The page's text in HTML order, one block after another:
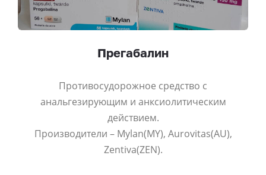
Прегабалин
Противосудорожное средство с
анальгезирующим и анксиолитическим
действием.
Производители – Mylan(MY), Aurovitas(AU),
Zentiva(ZEN).